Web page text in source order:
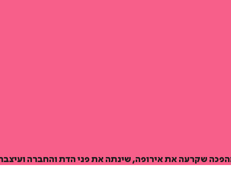
שקרעה את אירופה, שינתה את פני הדת והחברה